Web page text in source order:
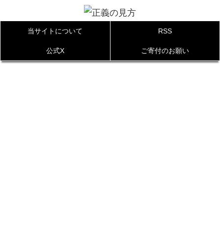
当サイトについて RSS
公式X ご寄付のお願い